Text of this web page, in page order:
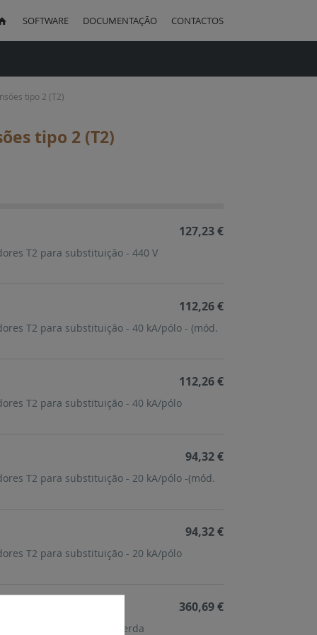
SOFTWARE DOCUMENTAÇÃO CONTACTOS
tipo 2 (T2)
tipo 2 (T2)
T2 para substituição - 440 V
127,23 €
T2 para substituição - 40 kA/pólo - (mód.
112,26 €
T2 para substituição - 40 kA/pólo
112,26 €
T2 para substituição - 20 kA/pólo -(mód.
94,32 €
T2 para substituição - 20 kA/pólo
94,32 €
- 3P+N - neutro a esquerda
360,69 €